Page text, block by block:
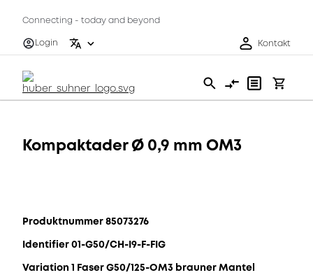
Connecting - today and beyond
Login
Kontakt
Kompaktader Ø 0,9 mm OM3
Produktnummer 85073276
Identifier 01-G50/CH-I9-F-FIG
Variation 1 Faser G50/125-OM3 brauner Mantel